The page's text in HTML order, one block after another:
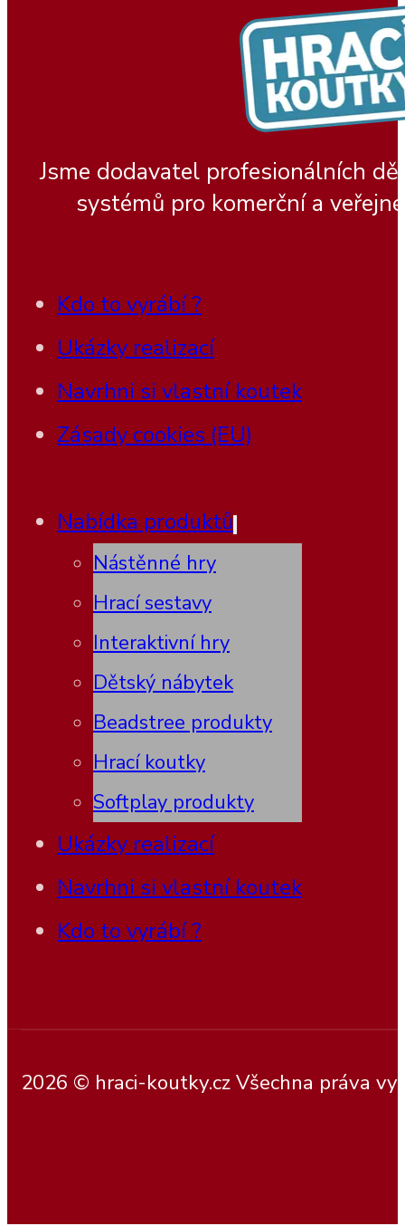
Jsme dodavatel profesionálních
systémů pro komerční a
Kdo to vyrábí ?
Ukázky realizací
Navrhni si vlastní koutek
Zásady cookies (EU)
Nabídka produktů
Nástěnné hry
Hrací sestavy
Interaktivní hry
Dětský nábytek
Beadstree produkty
Hrací koutky
Softplay produkty
Ukázky realizací
Navrhni si vlastní koutek
Kdo to vyrábí ?
2026 © hraci-koutky.cz Všechna práva